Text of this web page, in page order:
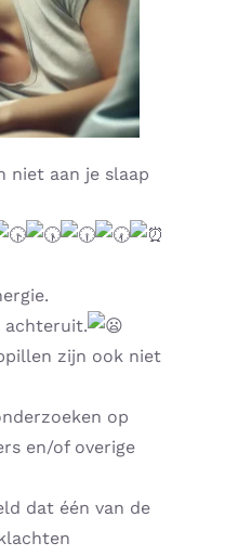
niet aan je slaap
achteruit.
zijn ook niet
op
en/of overige
dat één van de